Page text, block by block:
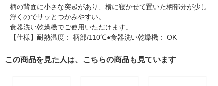
柄の背面に小さな突起があり、横に寝かせて置いた柄部分が少し
浮くのでサッとつかみやすい。
食器洗い乾燥機でご使用いただけます。
【仕様】耐熱温度： 柄部/110℃●食器洗い乾燥機： OK
この商品を見た人は、こちらの商品も見ています